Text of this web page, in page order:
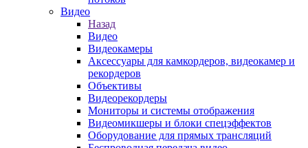
Видео
Назад
Видео
Видеокамеры
Аксессуары для камкордеров, видеокамер и
рекордеров
Объективы
Видеорекордеры
Мониторы и системы отображения
Видеомикшеры и блоки спецэффектов
Оборудование для прямых трансляций